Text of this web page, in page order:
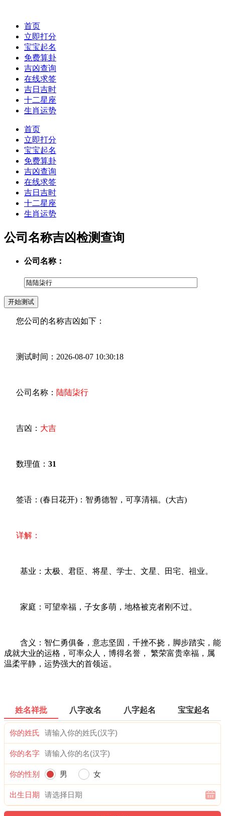
首页
立即打分
宝宝起名
免费算卦
吉凶查询
在线求签
吉日吉时
十二星座
生肖运势
首页
立即打分
宝宝起名
免费算卦
吉凶查询
在线求签
吉日吉时
十二星座
生肖运势
公司名称吉凶检测查询
公司名称：
您公司的名称吉凶如下：
测试时间：2026-08-07 10:30:18
公司名称： 陆陆柒行
吉凶： 大吉
数理值： 31
签语：(春日花开)：智勇德智，可享清福。(大吉)
详解：
基业：太极、君臣、将星、学士、文星、田宅、祖业。
家庭：可望幸福，子女多萌，地格被克者刚不过。
含义：智仁勇俱备，意志坚固，千挫不挠，脚步踏实，能
成就大业的运格，可率众人，博得名誉， 繁荣富贵幸福，属
温柔平静，运势强大的首领运。
姓名祥批 八字改名 八字起名 宝宝起名
你的姓氏
你的名字
你的性别 男 女
出生日期